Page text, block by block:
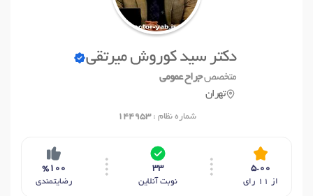
نوبت آنلایندکتر سید کوروش میرتقی
متخصصجراح عمومی
تهران
شماره نظام :144953
5.00
از 11 رای
33
نوبت آنلاین
%100
رضایتمندی